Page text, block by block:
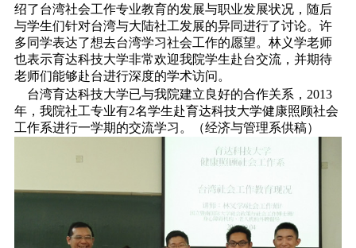
绍了台湾社会工作专业教育的发展与职业发展状况，随后
与学生们针对台湾与大陆社工发展的异同进行了讨论。许
多同学表达了想去台湾学习社会工作的愿望。林义学老师
也表示育达科技大学非常欢迎我院学生赴台交流，并期待
老师们能够赴台进行深度的学术访问。
台湾育达科技大学已与我院建立良好的合作关系，2013
年，我院社工专业有2名学生赴育达科技大学健康照顾社会
工作系进行一学期的交流学习。（经济与管理系供稿）